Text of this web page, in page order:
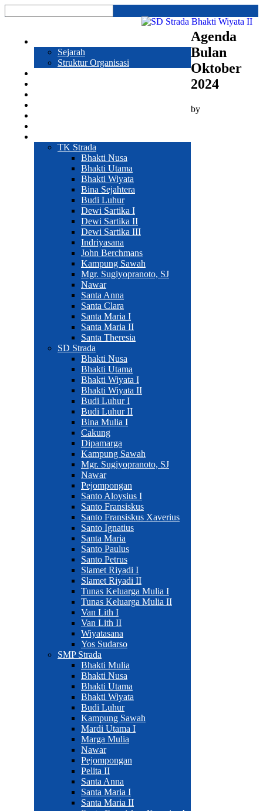
Sejarah
Struktur Organisasi
TK Strada
Bhakti Nusa
Bhakti Utama
Bhakti Wiyata
Bina Sejahtera
Budi Luhur
Dewi Sartika I
Dewi Sartika II
Dewi Sartika III
Indriyasana
John Berchmans
Kampung Sawah
Mgr. Sugiyopranoto, SJ
Nawar
Santa Anna
Santa Clara
Santa Maria I
Santa Maria II
Santa Theresia
SD Strada
Bhakti Nusa
Bhakti Utama
Bhakti Wiyata I
Bhakti Wiyata II
Budi Luhur I
Budi Luhur II
Bina Mulia I
Cakung
Dipamarga
Kampung Sawah
Mgr. Sugiyopranoto, SJ
Nawar
Pejompongan
Santo Aloysius I
Santo Fransiskus
Santo Fransiskus Xaverius
Santo Ignatius
Santa Maria
Santo Paulus
Santo Petrus
Slamet Riyadi I
Slamet Riyadi II
Tunas Keluarga Mulia I
Tunas Keluarga Mulia II
Van Lith I
Van Lith II
Wiyatasana
Yos Sudarso
SMP Strada
Bhakti Mulia
Bhakti Nusa
Bhakti Utama
Bhakti Wiyata
Budi Luhur
Kampung Sawah
Mardi Utama I
Marga Mulia
Nawar
Pejompongan
Pelita II
Santa Anna
Santa Maria I
Santa Maria II
Agenda
Bulan
Oktober
2024
by